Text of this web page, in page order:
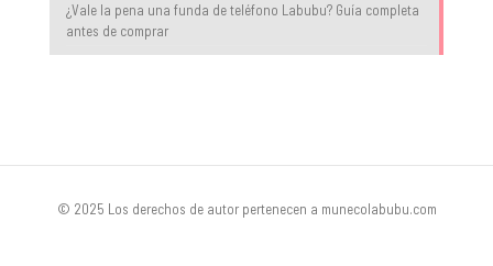
¿Vale la pena una funda de teléfono Labubu? Guía completa
antes de comprar
© 2025 Los derechos de autor pertenecen a munecolabubu.com